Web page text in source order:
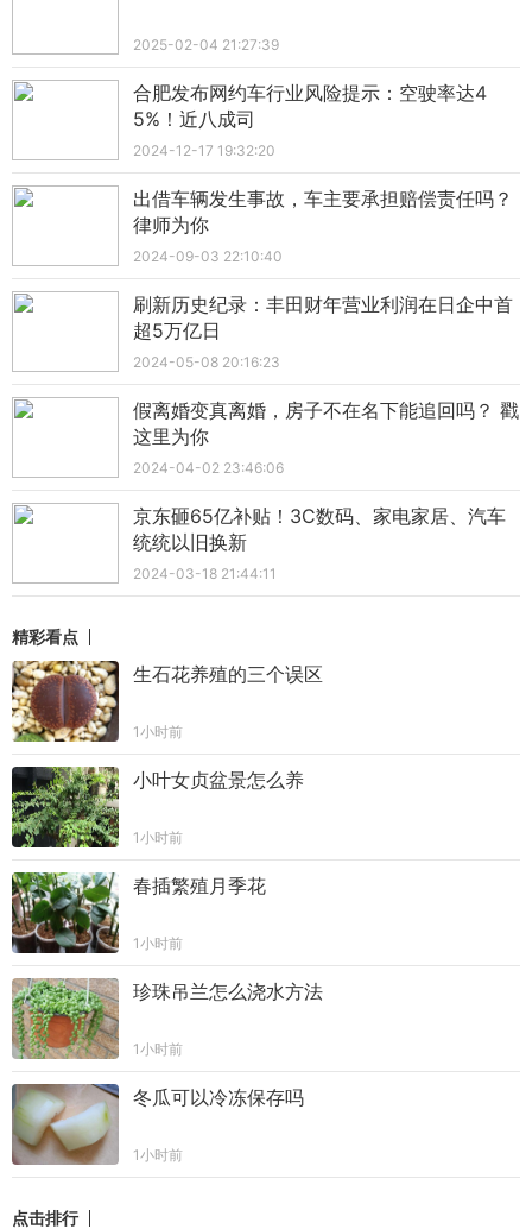
2025-02-04 21:27:39
合肥发布网约车行业风险提示：空驶率达4
5%！近八成司
2024-12-17 19:32:20
出借车辆发生事故，车主要承担赔偿责任吗？
律师为你
2024-09-03 22:10:40
刷新历史纪录：丰田财年营业利润在日企中首
超5万亿日
2024-05-08 20:16:23
假离婚变真离婚，房子不在名下能追回吗？ 戳
这里为你
2024-04-02 23:46:06
京东砸65亿补贴！3C数码、家电家居、汽车
统统以旧换新
2024-03-18 21:44:11
精彩看点
生石花养殖的三个误区
1小时前
小叶女贞盆景怎么养
1小时前
春插繁殖月季花
1小时前
珍珠吊兰怎么浇水方法
1小时前
冬瓜可以冷冻保存吗
1小时前
点击排行